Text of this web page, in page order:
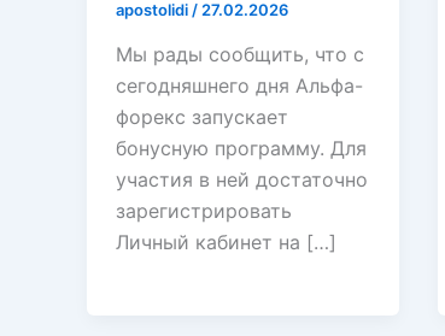
apostolidi / 27.02.2026
Мы рады сообщить, что с
сегодняшнего дня Альфа-
форекс запускает
бонусную программу. Для
участия в ней достаточно
зарегистрировать
Личный кабинет на […]